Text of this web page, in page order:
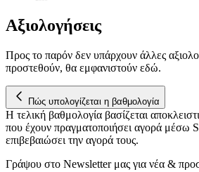
Αξιολογήσεις
Προς το παρόν δεν υπάρχουν άλλες
προστεθούν, θα εμφανιστούν εδώ.
Πώς υπολογίζεται η βαθμολογία
Η τελική βαθμολογία βασίζεται
που έχουν πραγματοποιήσει αγορά μέσω
επιβεβαιώσει την αγορά τους.
Γράψου στο Νewsletter μας για νέα &